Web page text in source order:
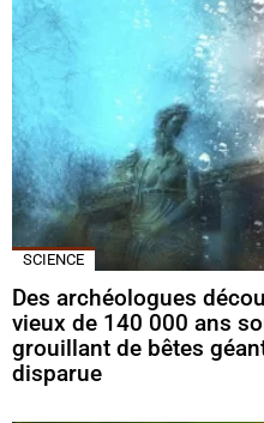
SCIENCE
Des archéologues
vieux de 140 000 ans
grouillant de bêtes
disparue